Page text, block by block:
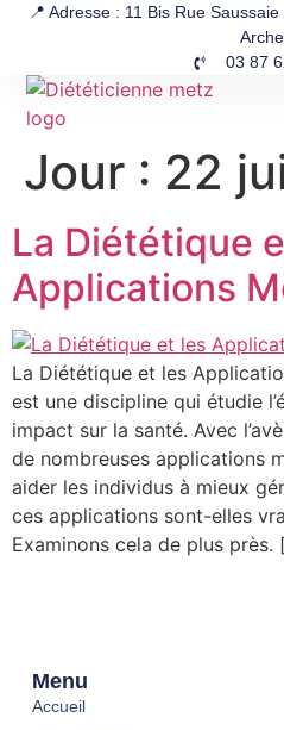
📍 Adresse : 11 Bis Rue
03 87
Jour : 22
La Diététique
Applications
La Diététique et les
est une discipline qui étudie
impact sur la santé. Avec
de nombreuses applications
aider les individus à mieux
ces applications sont-elles
Examinons cela de plus près.
Menu
Accueil